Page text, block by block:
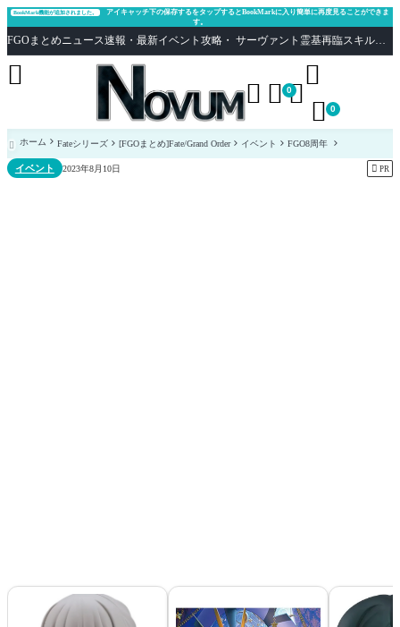
BookMark機能が追加されました。
アイキャッチ下の保存するをタップするとBookMarkに入り簡単に再度見ることができま
す。
FGOまとめニュース速報・最新イベント攻略・ サーヴァント霊基再臨スキル性能評価まとめ Fate/Grand Order
  0

 0

 ホーム Fateシリーズ [FGOまとめ]Fate/Grand Order イベント FGO8周年
イベント 2023年8月10日  PR